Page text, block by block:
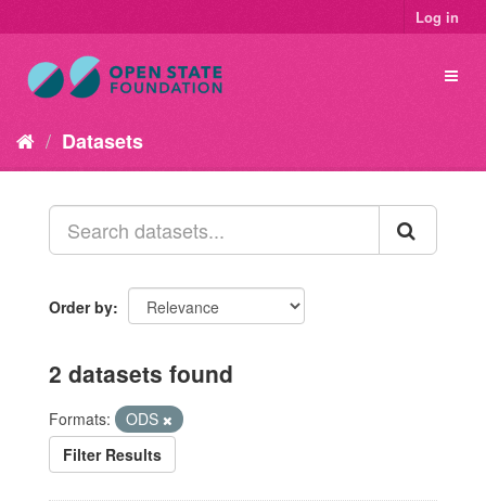
Log in
Datasets
Order by
2 datasets found
Formats:
ODS
Filter Results